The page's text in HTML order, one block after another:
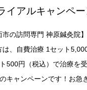
イアルキャンペ
市の訪問専門 神原鍼灸院
、自費治療 1セット
500円（税込）で治療を
キャンペーンです！お急